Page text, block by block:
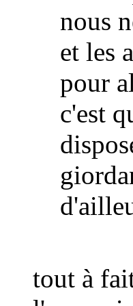
nous
et les
pour
c'est
tout à